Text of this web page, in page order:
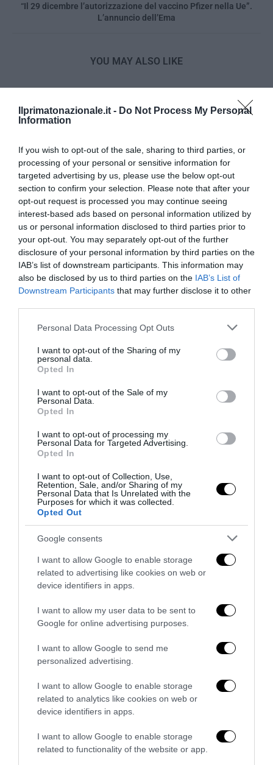
Ilprimatonazionale.it - Do Not Process My Personal
Information
If you wish to opt-out of the sale, sharing to third parties, or
processing of your personal or sensitive information for
targeted advertising by us, please use the below opt-out
section to confirm your selection. Please note that after your
opt-out request is processed you may continue seeing
interest-based ads based on personal information utilized by
us or personal information disclosed to third parties prior to
your opt-out. You may separately opt-out of the further
disclosure of your personal information by third parties on the
IAB’s list of downstream participants. This information may
also be disclosed by us to third parties on the IAB’s List of
Downstream Participants that may further disclose it to other
Please note that this website/app uses one or more Google
not limited to your visit or usage behaviour. You may click to
grant or deny consent to Google and its third-party tags to
use your data for below specified purposes in below Google
consent section.
Personal Data Processing Opt Outs
I want to opt-out of the Sharing of my
personal data.
Opted In
I want to opt-out of the Sale of my
Personal Data.
Opted In
I want to opt-out of processing my
Personal Data for Targeted Advertising.
Opted In
I want to opt-out of Collection, Use,
Retention, Sale, and/or Sharing of my
Personal Data that Is Unrelated with the
Purposes for which it was collected.
Opted Out
Google consents
I want to allow Google to enable storage
related to advertising like cookies on web or
device identifiers in apps.
I want to allow my user data to be sent to
Google for online advertising purposes.
I want to allow Google to send me
personalized advertising.
I want to allow Google to enable storage
related to analytics like cookies on web or
device identifiers in apps.
I want to allow Google to enable storage
related to functionality of the website or app.
“Il 29 dicembre l’autorizzazione del vaccino Pfizer nella Ue”.
L’annuncio dell’Ema
YOU MAY ALSO LIKE
Sovranità e sicurezza: l’Italia coordinerà l’hub
mediterraneo per i cavi sottomarini
15 Luglio 2026
L’Italia che torna bosco: il dato che complica la
narrazione verde sul clima
27 Giugno 2026
meglio dei contabili cosa vuol...
27 Giugno 2026